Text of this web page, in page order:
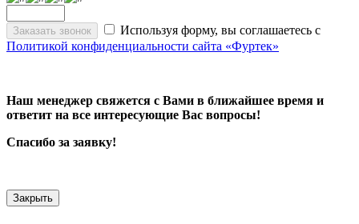
Используя форму, вы соглашаетесь с
Политикой конфиденциальности сайта «Фуртек»
Наш менеджер свяжется с Вами в ближайшее время и
ответит на все интересующие Вас вопросы!
Спасибо за заявку!
Закрыть